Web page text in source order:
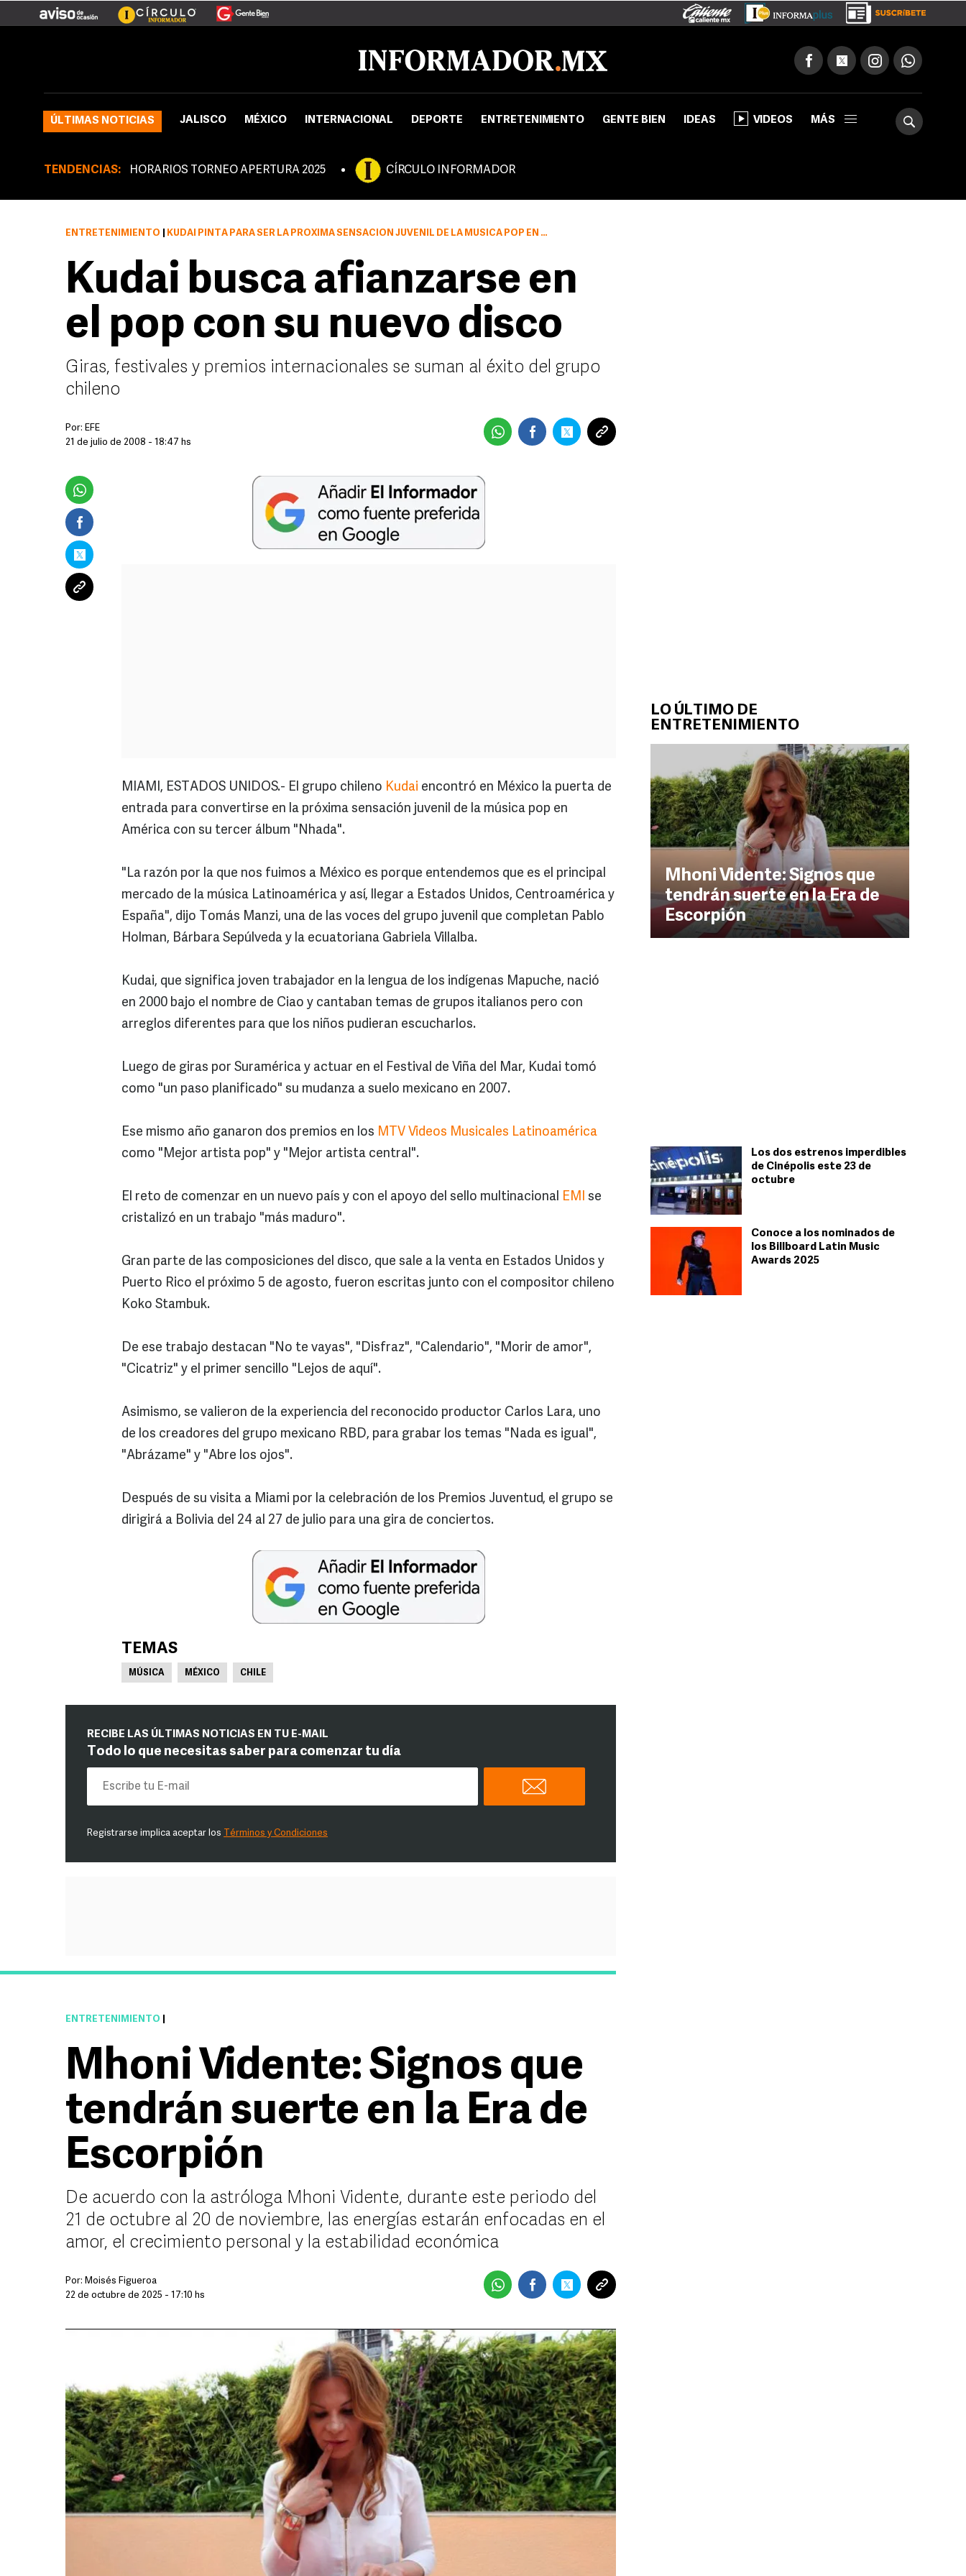
ÚLTIMAS NOTICIAS JALISCO MÉXICO INTERNACIONAL DEPORTE ENTRETENIMIENTO GENTE BIEN IDEAS VIDEOS MÁS
TENDENCIAS: HORARIOS TORNEO APERTURA 2025 CÍRCULO INFORMADOR
LO ÚLTIMO DE
ENTRETENIMIENTO
Mhoni Vidente: Signos que
tendrán suerte en la Era de
Escorpión
Los dos estrenos imperdibles
de Cinépolis este 23 de
octubre
Conoce a los nominados de
los Billboard Latin Music
Awards 2025
ENTRETENIMIENTO KUDAI PINTA PARA SER LA PRÓXIMA SENSACIÓN JUVENIL DE LA MÚSICA POP EN AMÉRICA
Kudai busca afianzarse en
el pop con su nuevo disco
Giras, festivales y premios internacionales se suman al éxito del grupo
chileno
Por: EFE
21 de julio de 2008 - 18:47 hs
MIAMI, ESTADOS UNIDOS.- El grupo chileno Kudai encontró en México la puerta de
entrada para convertirse en la próxima sensación juvenil de la música pop en
América con su tercer álbum "Nhada".
"La razón por la que nos fuimos a México es porque entendemos que es el principal
mercado de la música Latinoamérica y así, llegar a Estados Unidos, Centroamérica y
España", dijo Tomás Manzi, una de las voces del grupo juvenil que completan Pablo
Holman, Bárbara Sepúlveda y la ecuatoriana Gabriela Villalba.
Kudai, que significa joven trabajador en la lengua de los indígenas Mapuche, nació
en 2000 bajo el nombre de Ciao y cantaban temas de grupos italianos pero con
arreglos diferentes para que los niños pudieran escucharlos.
Luego de giras por Suramérica y actuar en el Festival de Viña del Mar, Kudai tomó
como "un paso planificado" su mudanza a suelo mexicano en 2007.
Ese mismo año ganaron dos premios en los MTV Videos Musicales Latinoamérica
como "Mejor artista pop" y "Mejor artista central".
El reto de comenzar en un nuevo país y con el apoyo del sello multinacional EMI se
cristalizó en un trabajo "más maduro".
Gran parte de las composiciones del disco, que sale a la venta en Estados Unidos y
Puerto Rico el próximo 5 de agosto, fueron escritas junto con el compositor chileno
Koko Stambuk.
De ese trabajo destacan "No te vayas", "Disfraz", "Calendario", "Morir de amor",
"Cicatriz" y el primer sencillo "Lejos de aquí".
Asimismo, se valieron de la experiencia del reconocido productor Carlos Lara, uno
de los creadores del grupo mexicano RBD, para grabar los temas "Nada es igual",
"Abrázame" y "Abre los ojos".
Después de su visita a Miami por la celebración de los Premios Juventud, el grupo se
dirigirá a Bolivia del 24 al 27 de julio para una gira de conciertos.
TEMAS
MÚSICA MÉXICO CHILE
RECIBE LAS ÚLTIMAS NOTICIAS EN TU E-MAIL
Todo lo que necesitas saber para comenzar tu día
Registrarse implica aceptar los Términos y Condiciones
ENTRETENIMIENTO
Mhoni Vidente: Signos que
tendrán suerte en la Era de
Escorpión
De acuerdo con la astróloga Mhoni Vidente, durante este periodo del
21 de octubre al 20 de noviembre, las energías estarán enfocadas en el
amor, el crecimiento personal y la estabilidad económica
Por: Moisés Figueroa
22 de octubre de 2025 - 17:10 hs